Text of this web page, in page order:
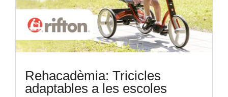
Rehacadèmia: Tricicles
adaptables a les escoles